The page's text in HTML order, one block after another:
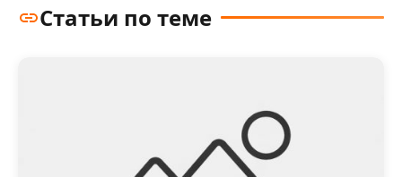
Статьи по теме